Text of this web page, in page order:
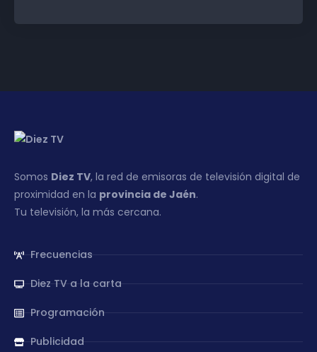
Somos Diez TV, la red de emisoras de televisión digital de
proximidad en la provincia de Jaén.
Tu televisión, la más cercana.
Frecuencias
Diez TV a la carta
Programación
Publicidad